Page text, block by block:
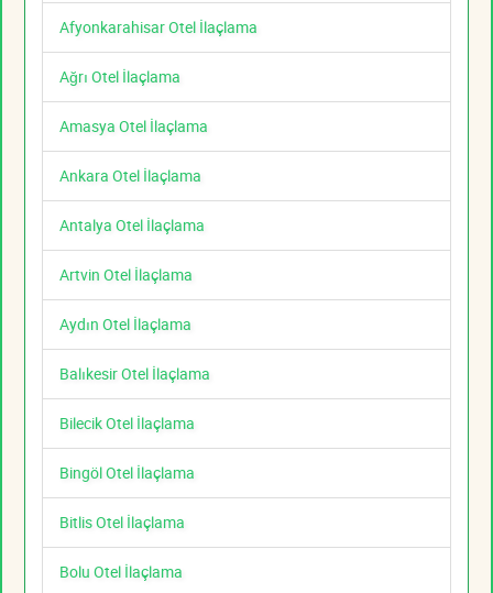
Afyonkarahisar Otel İlaçlama
Ağrı Otel İlaçlama
Amasya Otel İlaçlama
Ankara Otel İlaçlama
Antalya Otel İlaçlama
Artvin Otel İlaçlama
Aydın Otel İlaçlama
Balıkesir Otel İlaçlama
Bilecik Otel İlaçlama
Bingöl Otel İlaçlama
Bitlis Otel İlaçlama
Bolu Otel İlaçlama